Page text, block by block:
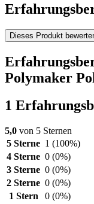
Dieses Produkt
Polymaker
1
5,0 von 5 Sternen
5 Sterne 1 (100%)
4 Sterne 0 (0%)
3 Sterne 0 (0%)
2 Sterne 0 (0%)
1 Stern
0 (0%)